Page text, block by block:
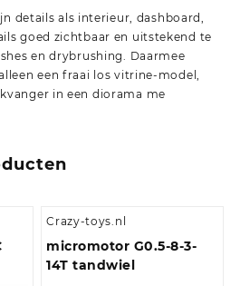
details als interieur, dashboard,
goed zichtbaar en uitstekend te
en drybrushing. Daarmee
een fraai los vitrine-model,
in een diorama me
Crazy-toys.nl
micromotor G0.5-8-3-
14T tandwiel